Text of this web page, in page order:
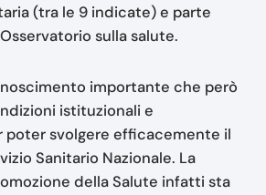
(tra le 9 indicate) e parte
sulla salute.
importante che però
istituzionali e
poter svolgere efficacemente il
Sanitario Nazionale. La
della Salute infatti sta